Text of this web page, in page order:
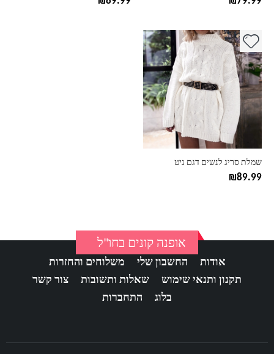
שמלת סריג לנשים דגם ניט
₪89.99
למוצר
יש
מספר
סוגים.
ניתן
לבחור
את
האפשרויות
בעמוד
המוצר
אופנה קונים בחו"ל
אודות החשבון שלי
משלוחים והחזרות
תקנון ותנאי שימוש
שאלות ותשובות
צור קשר
בלוג
התחברות